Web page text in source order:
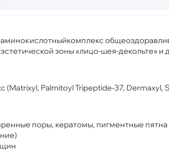
зоны «лицо-шея-декольте» и
Palmitoyl Tripeptide-37, Dermaxyl,
поры, кератомы, пигментные пятна